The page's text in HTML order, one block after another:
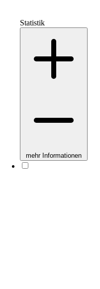
Statistik
mehr Informationen